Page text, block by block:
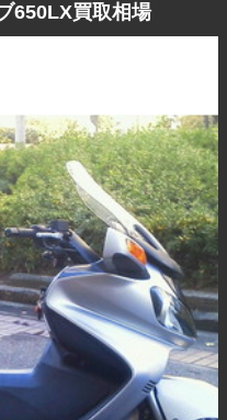
650LX買取相場